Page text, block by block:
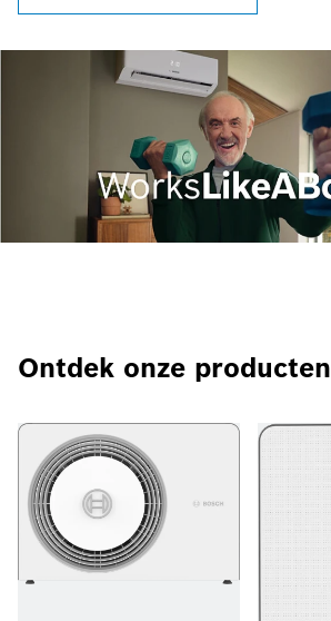
Ontdek onze producten